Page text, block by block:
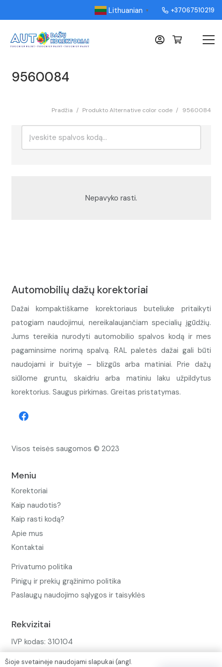
Lithuanian ▼ +37067510219
9560084
Pradžia / Produkto Alternative color code / 9560084
Nepavyko rasti.
Automobilių dažų korektoriai
Dažai kompaktiškame korektoriaus buteliuke pritaikyti
patogiam naudojimui, nereikalaujančiam specialių įgūdžių.
Jums tereikia nurodyti automobilio spalvos kodą ir mes
pagaminsime norimą spalvą. RAL paletės dažai gali būti
naudojami ir buityje – blizgūs arba matiniai. Prie dažų
siūlome gruntu, skaidriu arba matiniu laku užpildytus
korektorius. Saugus pirkimas. Greitas pristatymas.
Visos teisės saugomos © 2023
Meniu
Korektoriai
Kaip naudotis?
Kaip rasti kodą?
Apie mus
Kontaktai
Privatumo politika
Pinigų ir prekių grąžinimo politika
Paslaugų naudojimo sąlygos ir taisyklės
Rekvizitai
IVP kodas: 310104
Šioje svetainėje naudojami slapukai (angl.